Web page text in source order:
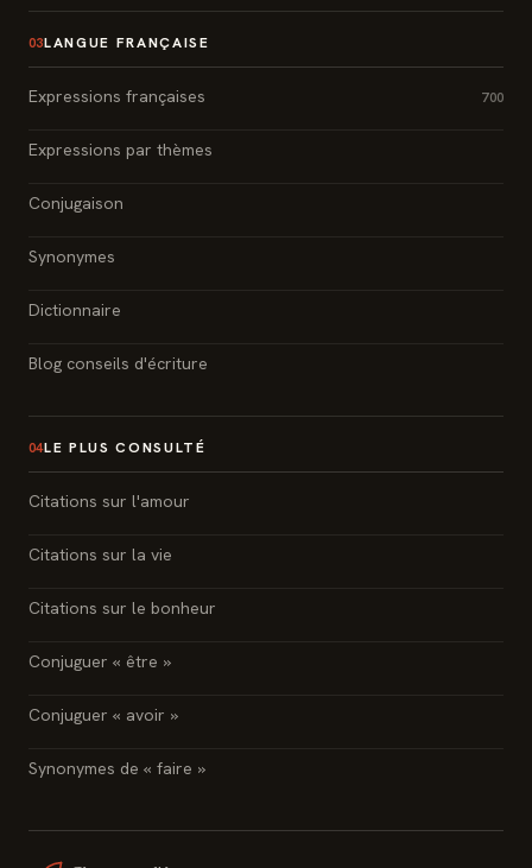
03LANGUE FRANÇAISE
Expressions françaises 700
Expressions par thèmes
Conjugaison
Synonymes
Dictionnaire
Blog conseils d'écriture
04LE PLUS CONSULTÉ
Citations sur l'amour
Citations sur la vie
Citations sur le bonheur
Conjuguer « être »
Conjuguer « avoir »
Synonymes de « faire »